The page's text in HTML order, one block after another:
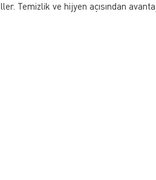
Temizlik ve hijyen açısından